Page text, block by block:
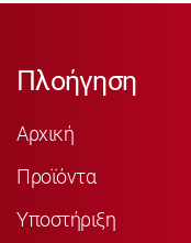
Πλοήγηση
Αρχική
Προϊόντα
Υποστήριξη